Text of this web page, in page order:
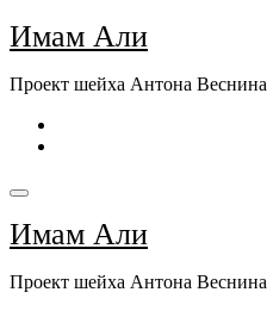
Перейти
к
Имам Али
Проект шейха Антона Веснина
Имам Али
Проект шейха Антона Веснина